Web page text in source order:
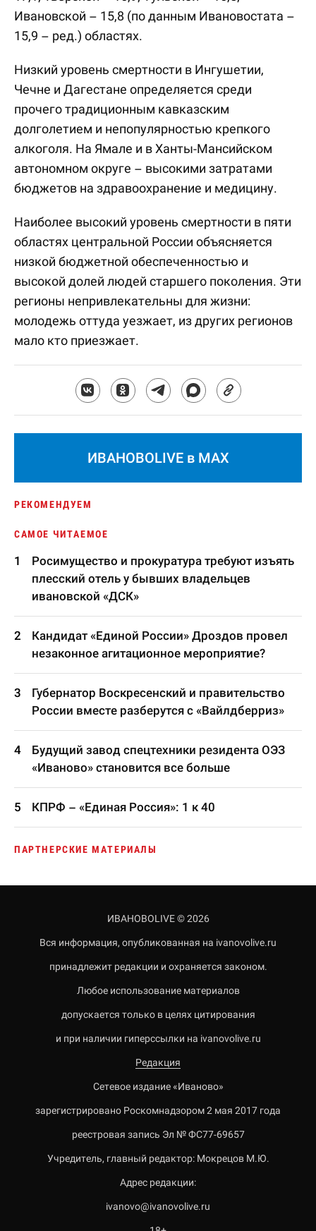
Ивановской – 15,8 (по данным Ивановостата –
15,9 – ред.) областях.
Низкий уровень смертности в Ингушетии,
Чечне и Дагестане определяется среди
прочего традиционным кавказским
долголетием и непопулярностью крепкого
алкоголя. На Ямале и в Ханты-Мансийском
автономном округе – высокими затратами
бюджетов на здравоохранение и медицину.
Наиболее высокий уровень смертности в пяти
областях центральной России объясняется
низкой бюджетной обеспеченностью и
высокой долей людей старшего поколения. Эти
регионы непривлекательны для жизни:
молодежь оттуда уезжает, из других регионов
мало кто приезжает.
ИВАНОВОLIVE в MAX
РЕКОМЕНДУЕМ
САМОЕ ЧИТАЕМОЕ
Росимущество и прокуратура требуют изъять
плесский отель у бывших владельцев
ивановской «ДСК»
Кандидат «Единой России» Дроздов провел
незаконное агитационное мероприятие?
Губернатор Воскресенский и правительство
России вместе разберутся с «Вайлдберриз»
Будущий завод спецтехники резидента ОЭЗ
«Иваново» становится все больше
КПРФ – «Единая Россия»: 1 к 40
ПАРТНЕРСКИЕ МАТЕРИАЛЫ
ИВАНОВОLIVE © 2026
Вся информация, опубликованная на ivanovolive.ru
принадлежит редакции и охраняется законом.
Любое использование материалов
допускается только в целях цитирования
и при наличии гиперссылки на ivanovolive.ru
Редакция
Сетевое издание «Иваново»
зарегистрировано Роскомнадзором 2 мая 2017 года
реестровая запись Эл № ФС77-69657
Учредитель, главный редактор: Мокрецов М.Ю.
Адрес редакции:
ivanovo@ivanovolive.ru